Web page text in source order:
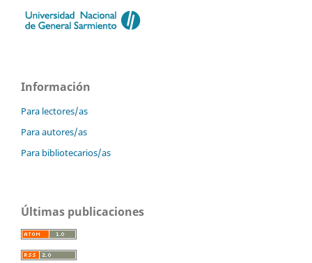
Información
Para lectores/as
Para autores/as
Para bibliotecarios/as
Últimas publicaciones